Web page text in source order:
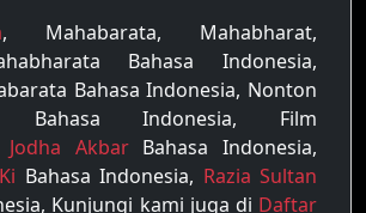
, Mahabarata, Mahabharat,
Bahasa Indonesia,
Bahasa Indonesia, Nonton
Bahasa Indonesia, Film
Jodha AkbarBahasa Indonesia,
Bahasa Indonesia, Razia Sultan
Kunjungi kami juga di Daftar